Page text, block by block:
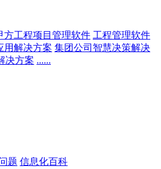
方工程项目管理软件 工程管理软件
用解决方案 集团公司智慧决策解决
决方案 ......
题 信息化百科